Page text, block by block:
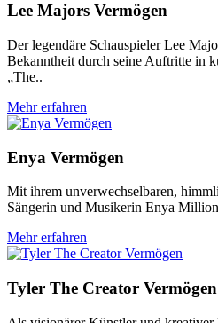
Lee Majors Vermögen
Der legendäre Schauspieler Lee
Bekanntheit durch seine Auftritte in
„The..
Mehr erfahren
Enya Vermögen
Mit ihrem unverwechselbaren,
Sängerin und Musikerin Enya
Mehr erfahren
Tyler The Creator Vermögen